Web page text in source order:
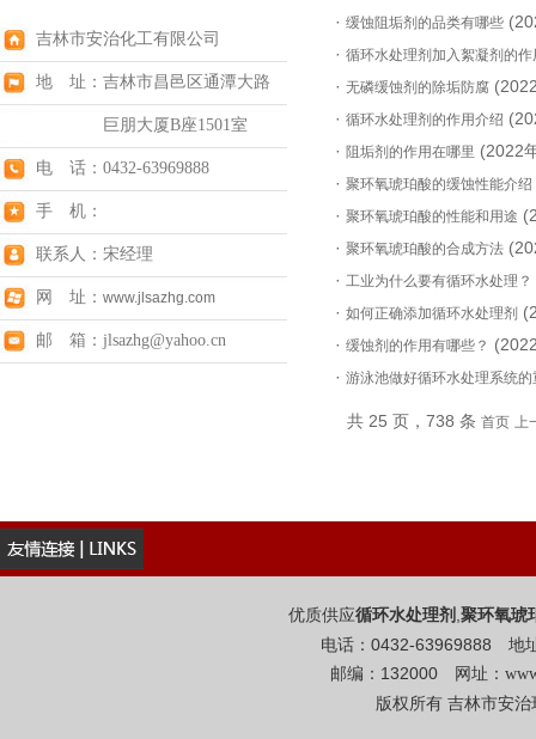
吉林市安治化工有限公司
地 址：吉林市昌邑区通潭大路
巨朋大厦B座1501室
电 话：0432-63969888
手 机：
联系人：宋经理
网 址： www.jlsazhg.com
邮 箱：jlsazhg@yahoo.cn
· 缓蚀阻垢剂的品类有哪些
· 循环水处理剂加入絮凝剂的作
· 无磷缓蚀剂的除垢防腐
· 循环水处理剂的作用介绍
· 阻垢剂的作用在哪里 (2022
· 聚环氧琥珀酸的缓蚀性能介绍
· 聚环氧琥珀酸的性能和用途
· 聚环氧琥珀酸的合成方法
· 工业为什么要有循环水处理？
· 如何正确添加循环水处理剂
· 缓蚀剂的作用有哪些？
· 游泳池做好循环水处理系统的
共 25 页，738 条 首页 上
优质供应循环水处理剂 ,聚环氧琥
电话：0432-63969888 地
邮编：132000 网址：
版权所有 吉林市安